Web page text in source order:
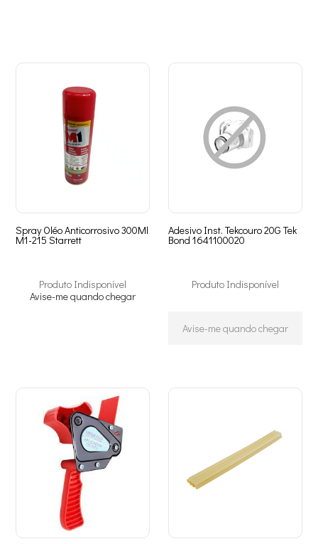
Spray Oléo Anticorrosivo 300Ml
M1-215 Starrett
Produto Indisponível
Avise-me quando chegar
Adesivo Inst. Tekcouro 20G Tek
Bond 1641100020
Produto Indisponível
Avise-me quando chegar